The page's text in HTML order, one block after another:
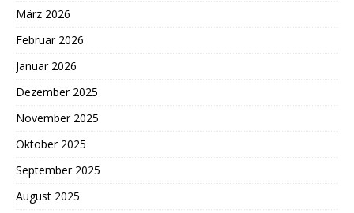
März 2026
Februar 2026
Januar 2026
Dezember 2025
November 2025
Oktober 2025
September 2025
August 2025